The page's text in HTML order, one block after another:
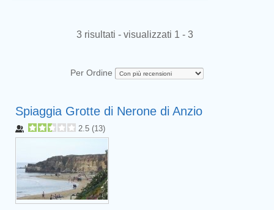
3 risultati - visualizzati 1 - 3
Per Ordine
Spiaggia Grotte di Nerone di Anzio
2.5 (13)